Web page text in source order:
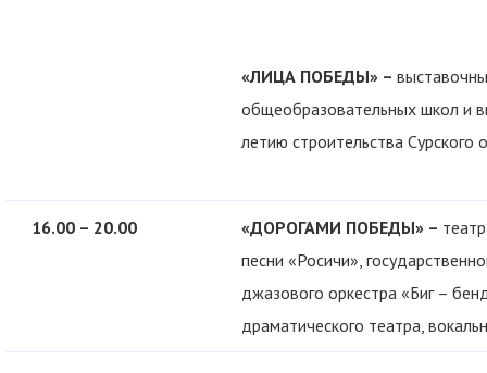
«ЛИЦА ПОБЕДЫ» –
общеобразовательных школ и
летию строительства Сурского
16.00 – 20.00 «ДОРОГАМИ ПОБЕДЫ» –
песни «Росичи»,
джазового оркестра «Биг –
драматического театра,